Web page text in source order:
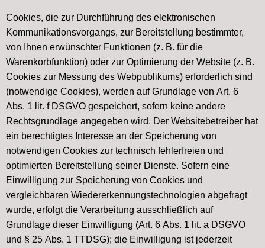
Cookies, die zur Durchführung des elektronischen
Kommunikationsvorgangs, zur Bereitstellung bestimmter,
von Ihnen erwünschter Funktionen (z. B. für die
Warenkorbfunktion) oder zur Optimierung der Website (z. B.
Cookies zur Messung des Webpublikums) erforderlich sind
(notwendige Cookies), werden auf Grundlage von Art. 6
Abs. 1 lit. f DSGVO gespeichert, sofern keine andere
Rechtsgrundlage angegeben wird. Der Websitebetreiber hat
ein berechtigtes Interesse an der Speicherung von
notwendigen Cookies zur technisch fehlerfreien und
optimierten Bereitstellung seiner Dienste. Sofern eine
Einwilligung zur Speicherung von Cookies und
vergleichbaren Wiedererkennungstechnologien abgefragt
wurde, erfolgt die Verarbeitung ausschließlich auf
Grundlage dieser Einwilligung (Art. 6 Abs. 1 lit. a DSGVO
und § 25 Abs. 1 TTDSG); die Einwilligung ist jederzeit